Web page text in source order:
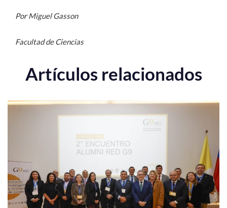
Por Miguel Gasson
Facultad de Ciencias
Artículos relacionados